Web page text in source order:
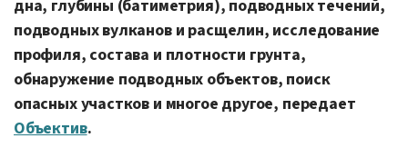
дна, глубины (батиметрия), подводных течений,
подводных вулканов и расщелин, исследование
профиля, состава и плотности грунта,
обнаружение подводных объектов, поиск
опасных участков и многое другое, передает
Объектив.